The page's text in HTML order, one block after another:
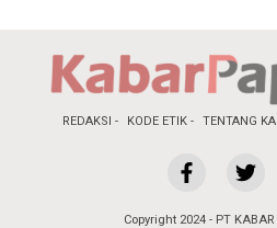
REDAKSI KODE ETIK TENTANG
Copyright 2024 - PT